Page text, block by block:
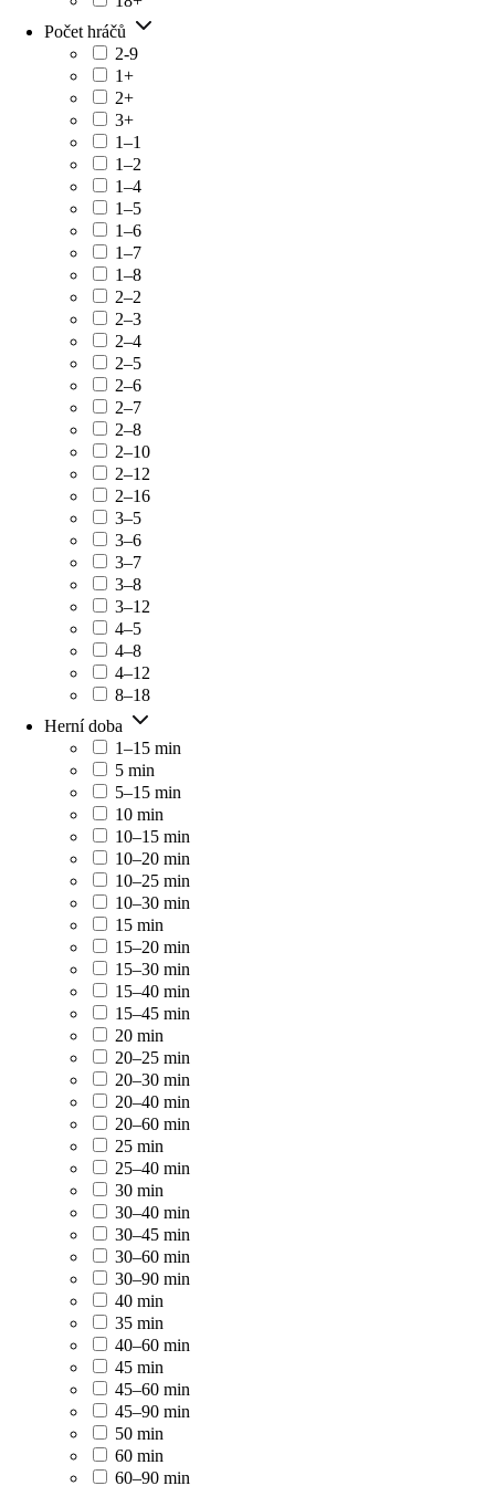
Počet hráčů
2-9
1+
2+
3+
1–1
1–2
1–4
1–5
1–6
1–7
1–8
2–2
2–3
2–4
2–5
2–6
2–7
2–8
2–10
2–12
2–16
3–5
3–6
3–7
3–8
3–12
4–5
4–8
4–12
8–18
Herní doba
1–15 min
5 min
5–15 min
10 min
10–15 min
10–20 min
10–25 min
10–30 min
15 min
15–20 min
15–30 min
15–40 min
15–45 min
20 min
20–25 min
20–30 min
20–40 min
20–60 min
25 min
25–40 min
30 min
30–40 min
30–45 min
30–60 min
30–90 min
40 min
35 min
40–60 min
45 min
45–60 min
45–90 min
50 min
60 min
60–90 min